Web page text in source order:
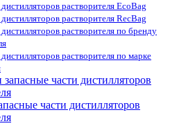
растворителя EcoBag
растворителя RecBag
растворителя по бренду
растворителя по марке
части дистилляторов